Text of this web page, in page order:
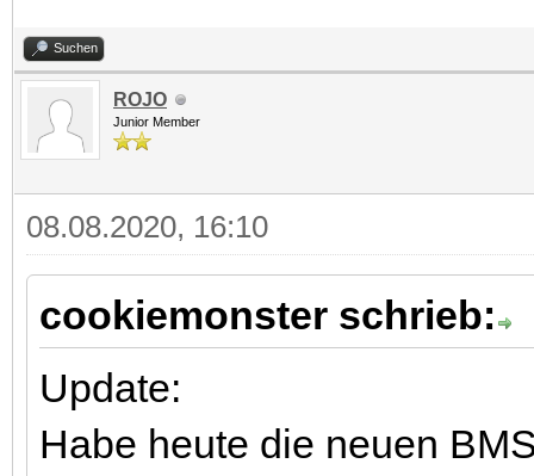
Suchen
ROJO
Junior Member
08.08.2020, 16:10
cookiemonster schrieb:
Update:
Habe heute die neuen